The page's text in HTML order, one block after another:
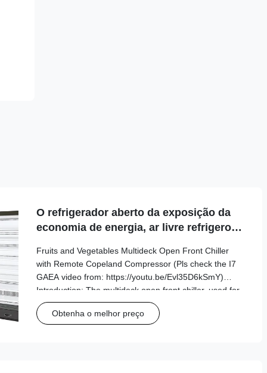
O refrigerador aberto da exposição da
economia de energia, ar livre refrigerou
Fruits and Vegetables Multideck Open Front Chiller
with Remote Copeland Compressor (Pls check the I7
GAEA video from: https://youtu.be/Evl35D6kSmY)
Introduction: The multideck open front chiller, used for
food retail and manufacturing, is ideal if you’re looking
for a way to increase the visibility ...
Obtenha o melhor preço